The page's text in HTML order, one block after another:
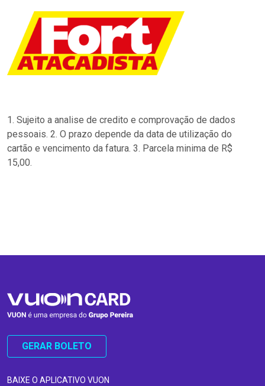
1. Sujeito a analise de credito e comprovação de dados
pessoais. 2. O prazo depende da data de utilização do
cartão e vencimento da fatura. 3. Parcela minima de R$
15,00.
GERAR BOLETO
BAIXE O APLICATIVO VUON